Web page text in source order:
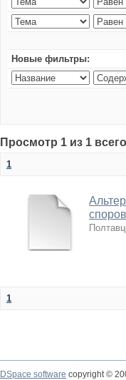
Новые фильтры:
Просмотр 1 из 1
1
споров
1
DSpace software copyright ©